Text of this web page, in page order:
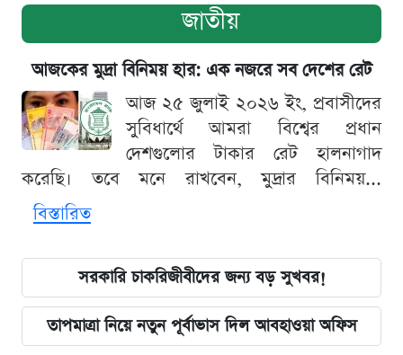
জাতীয়
আজকের মুদ্রা বিনিময় হার: এক নজরে সব দেশের রেট
আজ ২৫ জুলাই ২০২৬ ইং, প্রবাসীদের
সুবিধার্থে আমরা বিশ্বের প্রধান
দেশগুলোর টাকার রেট হালনাগাদ
করেছি। তবে মনে রাখবেন, মুদ্রার বিনিময়...
বিস্তারিত
সরকারি চাকরিজীবীদের জন্য বড় সুখবর!
তাপমাত্রা নিয়ে নতুন পূর্বাভাস দিল আবহাওয়া অফিস